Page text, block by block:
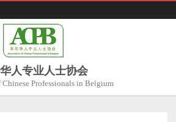
人专业人士协会
Professionals in Belgium
Skip